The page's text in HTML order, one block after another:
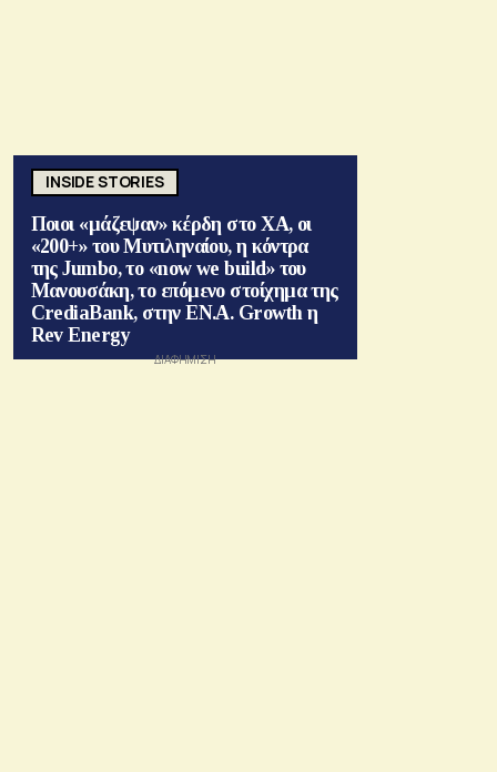
INSIDE STORIES
Ποιοι «μάζεψαν» κέρδη στο ΧΑ, οι
«200+» του Μυτιληναίου, η κόντρα
της Jumbo, το «now we build» του
Μανουσάκη, το επόμενο στοίχημα της
CrediaBank, στην ΕΝ.Α. Growth η
Rev Energy